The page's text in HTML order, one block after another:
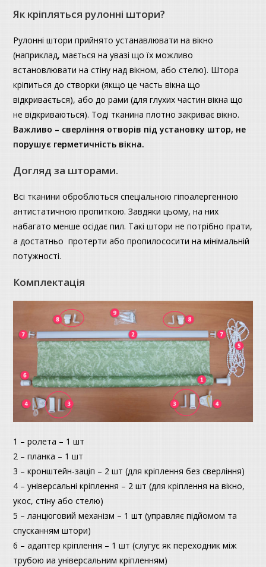
Як кріпляться рулонні штори?
Рулонні штори прийнято устанавлювати на вікно
(наприклад, мається на увазі що їх можливо
встановлювати на стіну над вікном, або стелю). Штора
кріпиться до створки (якщо це часть вікна що
відкривається), або до рами (для глухих частин вікна що
не відкриваються). Тоді тканина плотно закриває вікно.
Важливо – сверління отворів під установку штор, не
порушує герметичність вікна.
Догляд за шторами.
Всі тканини оброблються спеціальною гіпоалергенною
антистатичною пропиткою. Завдяки цьому, на них
набагато менше осідає пил. Такі штори не потрібно прати,
а достатньо протерти або пропилососити на мінімальній
потужності.
Комплектація
1 – ролета – 1 шт
2 – планка – 1 шт
3 – кронштейн-заціп – 2 шт (для кріплення без сверління)
4 – універсальні кріплення – 2 шт (для кріплення на вікно,
укос, стіну або стелю)
5 – ланцюговий механізм – 1 шт (управляє підйомом та
спусканням штори)
6 – адаптер кріплення – 1 шт (слугує як переходник між
трубою иа універсальним кріпленням)